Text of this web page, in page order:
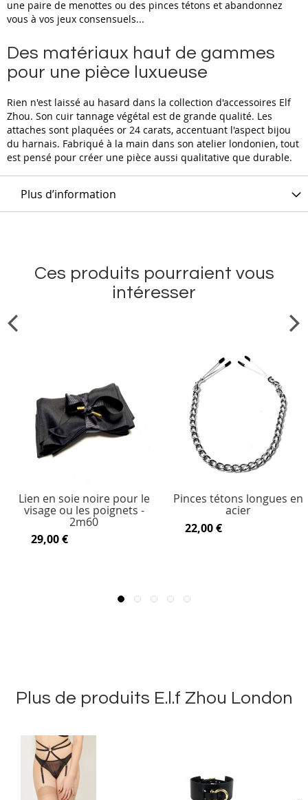
une paire de menottes ou des pinces tétons et abandonnez
vous à vos jeux consensuels...
Des matériaux haut de gammes
pour une pièce luxueuse
Rien n'est laissé au hasard dans la collection d'accessoires Elf
Zhou. Son cuir tannage végétal est de grande qualité. Les
attaches sont plaquées or 24 carats, accentuant l'aspect bijou
du harnais. Fabriqué à la main dans son atelier londonien, tout
est pensé pour créer une pièce aussi qualitative que durable.
Plus d’information
Ces produits pourraient vous
intéresser
Lien en soie noire pour le
visage ou les poignets -
2m60
29,00 €
Pinces tétons longues en
acier
22,00 €
Plus de produits E.l.f Zhou London